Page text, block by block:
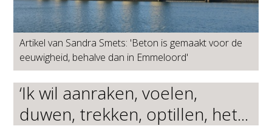
Artikel van Sandra Smets: 'Beton is gemaakt voor de
eeuwigheid, behalve dan in Emmeloord'
‘Ik wil aanraken, voelen,
duwen, trekken, optillen, het...